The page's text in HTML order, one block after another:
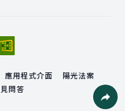
應用程式介面
陽光法案
問答